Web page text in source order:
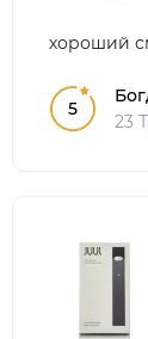
хороший
5
23